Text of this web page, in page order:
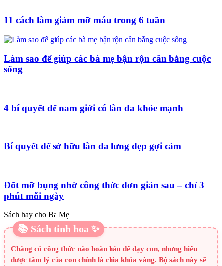
11 cách làm giảm mỡ máu trong 6 tuần
Làm sao để giúp các bà mẹ bận rộn cân bằng cuộc
sống
4 bí quyết để nam giới có làn da khỏe mạnh
Bí quyết để sở hữu làn da lưng đẹp gợi cảm
Đốt mỡ bụng nhờ công thức đơn giản sau – chỉ 3
phút mỗi ngày
Sách hay cho Ba Mẹ
📚 Sách tinh hoa ✨
Chẳng có công thức nào hoàn hảo để dạy con, nhưng hiểu
được tâm lý của con chính là chìa khóa vàng. Bộ sách này sẽ